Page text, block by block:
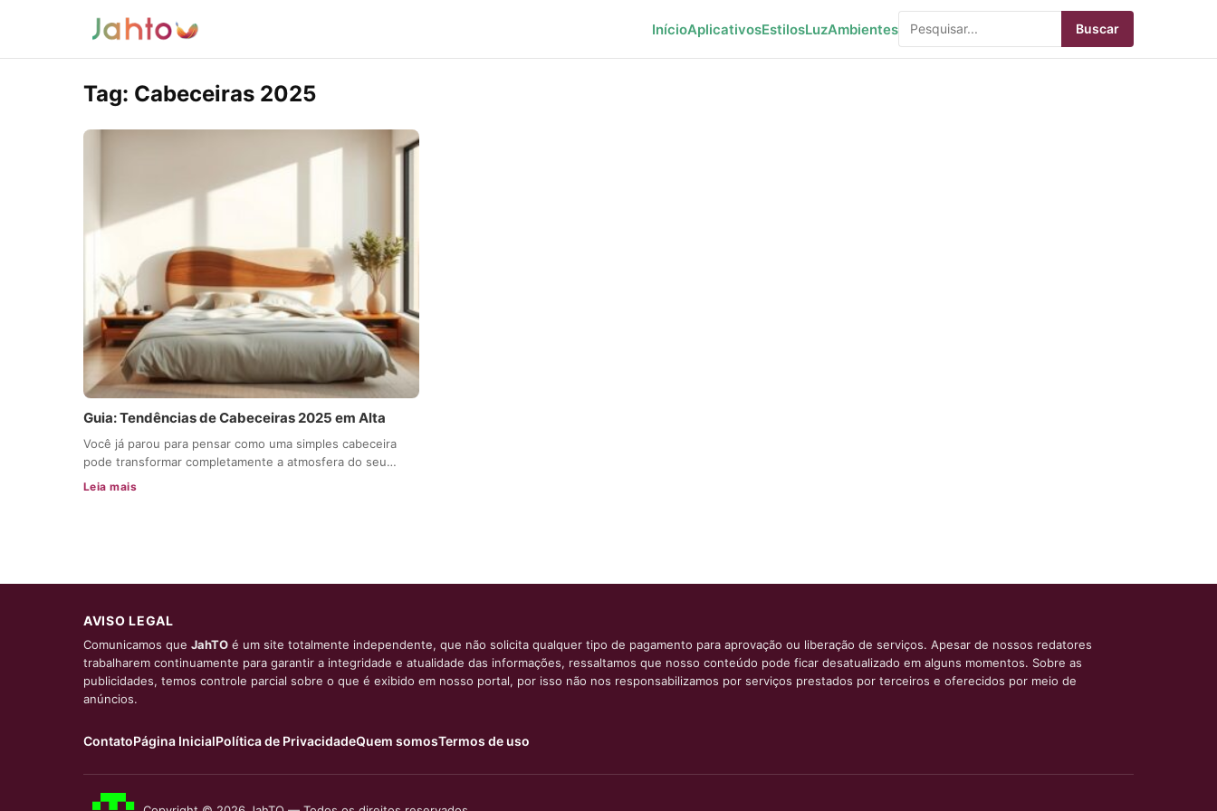
InícioAplicativosEstilosLuzAmbientes Buscar
Tag: Cabeceiras 2025
Guia: Tendências de Cabeceiras 2025 em Alta
Você já parou para pensar como uma simples cabeceira
pode transformar completamente a atmosfera do seu…
Leia mais
AVISO LEGAL
Comunicamos que JahTO é um site totalmente independente, que não solicita qualquer tipo de pagamento para aprovação ou liberação de serviços. Apesar de nossos redatores
trabalharem continuamente para garantir a integridade e atualidade das informações, ressaltamos que nosso conteúdo pode ficar desatualizado em alguns momentos. Sobre as
publicidades, temos controle parcial sobre o que é exibido em nosso portal, por isso não nos responsabilizamos por serviços prestados por terceiros e oferecidos por meio de
anúncios.
ContatoPágina InicialPolítica de PrivacidadeQuem somosTermos de uso